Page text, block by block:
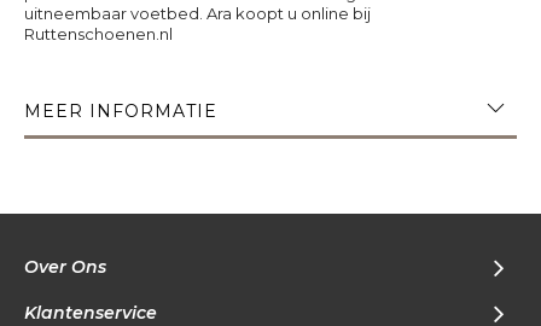
uitneembaar voetbed. Ara koopt u online bij
Ruttenschoenen.nl
MEER INFORMATIE
Over Ons
Klantenservice